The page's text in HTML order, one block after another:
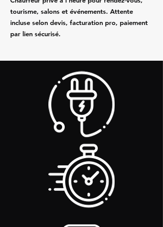
tourisme, salons et événements. Attente
incluse selon devis, facturation pro, paiement
par lien sécurisé.